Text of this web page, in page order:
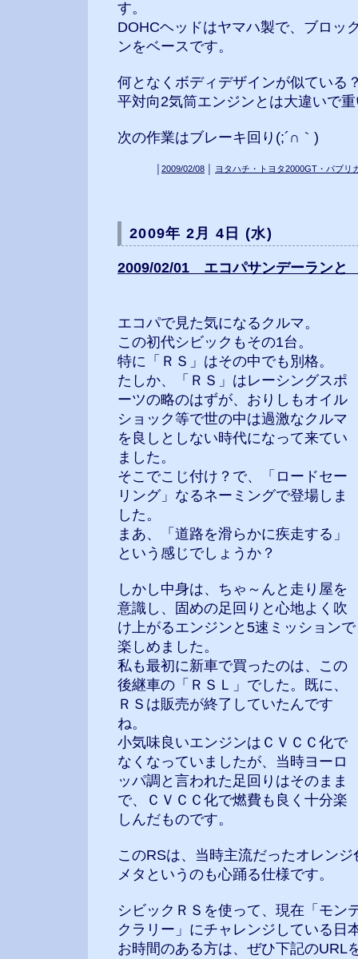
す。
DOHCヘッドはヤマハ製で、ブロッ
ンをベースです。
何となくボディデザインが似ている
平対向2気筒エンジンとは大違いで
次の作業はブレーキ回り(;´∩｀)
2009/02/08 ヨタハチ・トヨタ2000GT・パブリ
2009年 2月 4日 (水)
2009/02/01 エコパサンデーランと
エコパで見た気になるクルマ。
この初代シビックもその1台。
特に「ＲＳ」はその中でも別格。
たしか、「ＲＳ」はレーシングスポ
ーツの略のはずが、おりしもオイル
ショック等で世の中は過激なクルマ
を良しとしない時代になって来てい
ました。
そこでこじ付け？で、「ロードセー
リング」なるネーミングで登場しま
した。
まあ、「道路を滑らかに疾走する」
という感じでしょうか？
しかし中身は、ちゃ～んと走り屋を
意識し、固めの足回りと心地よく吹
け上がるエンジンと5速ミッションで
楽しめました。
私も最初に新車で買ったのは、この
後継車の「ＲＳＬ」でした。既に、
ＲＳは販売が終了していたんです
ね。
小気味良いエンジンはＣＶＣＣ化で
なくなっていましたが、当時ヨーロ
ッパ調と言われた足回りはそのまま
で、ＣＶＣＣ化で燃費も良く十分楽
しんだものです。
このRSは、当時主流だったオレン
メタというのも心踊る仕様です。
シビックＲＳを使って、現在「モン
クラリー」にチャレンジしている日
お時間のある方は、ぜひ下記のURL